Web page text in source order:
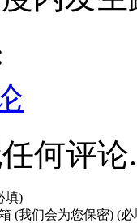
何评论.
填)
(我们会为您保密) (必